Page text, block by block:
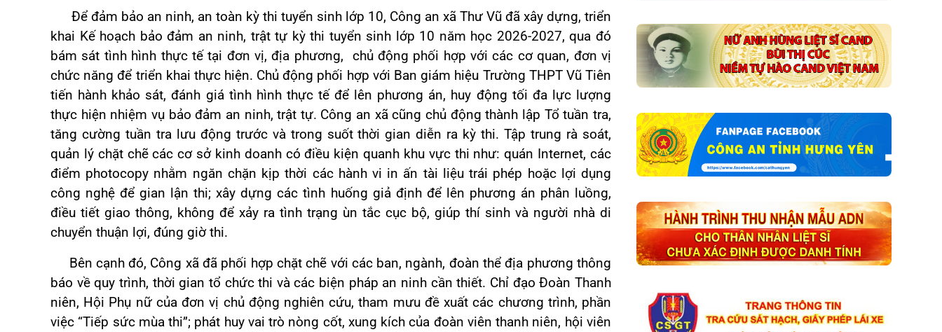
Để đảm bảo an ninh, an toàn kỳ thi tuyển sinh lớp 10, Công an xã Thư Vũ đã xây dựng, triển
khai Kế hoạch bảo đảm an ninh, trật tự kỳ thi tuyển sinh lớp 10 năm học 2026-2027, qua đó
bám sát tình hình thực tế tại đơn vị, địa phương, chủ động phối hợp với các cơ quan, đơn vị
chức năng để triển khai thực hiện. Chủ động phối hợp với Ban giám hiệu Trường THPT Vũ Tiên
tiến hành khảo sát, đánh giá tình hình thực tế để lên phương án, huy động tối đa lực lượng
thực hiện nhiệm vụ bảo đảm an ninh, trật tự. Công an xã cũng chủ động thành lập Tổ tuần tra,
tăng cường tuần tra lưu động trước và trong suốt thời gian diễn ra kỳ thi. Tập trung rà soát,
quản lý chặt chẽ các cơ sở kinh doanh có điều kiện quanh khu vực thi như: quán Internet, các
điểm photocopy nhằm ngăn chặn kịp thời các hành vi in ấn tài liệu trái phép hoặc lợi dụng
công nghệ để gian lận thi; xây dựng các tình huống giả định để lên phương án phân luồng,
điều tiết giao thông, không để xảy ra tình trạng ùn tắc cục bộ, giúp thí sinh và người nhà di
chuyển thuận lợi, đúng giờ thi.
Bên cạnh đó, Công xã đã phối hợp chặt chẽ với các ban, ngành, đoàn thể địa phương thông
báo về quy trình, thời gian tổ chức thi và các biện pháp an ninh cần thiết. Chỉ đạo Đoàn Thanh
niên, Hội Phụ nữ của đơn vị chủ động nghiên cứu, tham mưu đề xuất các chương trình, phần
việc “Tiếp sức mùa thi”; phát huy vai trò nòng cốt, xung kích của đoàn viên thanh niên, hội viên